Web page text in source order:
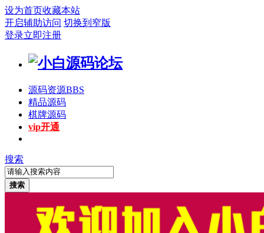
设为首页收藏本站
开启辅助访问 切换到窄版
登录立即注册
源码资源BBS
精品源码
棋牌源码
vip开通
搜索
搜索